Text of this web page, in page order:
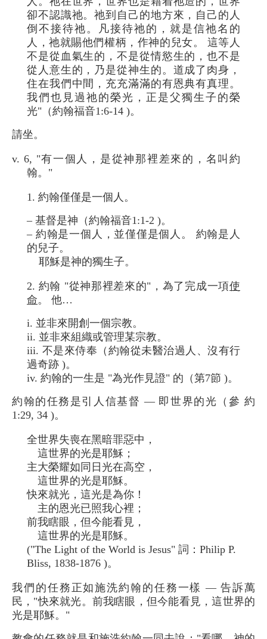
卻不認識祂。祂到自己的地方來，自己的人
倒不接待祂。凡接待祂的，就是信祂名的
人，祂就賜他們權柄，作神的兒女。 這等人
不是從血氣生的，不是從情慾生的，也不是
從人意生的，乃是從神生的。道成了肉身，
住在我們中間，充充滿滿的有恩典有真理。
我們也見過祂的榮光，正是父獨生子的榮
光"（約翰福音1:6-14 )。
請坐。
v. 6, "有一個人，是從神那裡差來的，名叫約
翰。"
1. 約翰僅僅是一個人。
– 基督是神（約翰福音1:1-2 )。
– 約翰是一個人，並僅僅是個人。 約翰是人
的兒子。
耶穌是神的獨生子。
2. 約翰 "從神那裡差來的"，為了完成一項使
命。 他…
i. 並非來開創一個宗教。
ii. 並非來組織或管理某宗教。
iii. 不是來侍奉（約翰從未醫治過人、沒有行
過奇跡 )。
iv. 約翰的一生是 "為光作見證" 的（第7節 )。
約翰的任務是引人信基督 — 即世界的光（參 約
1:29, 34 )。
全世界失喪在黑暗罪惡中，
這世界的光是耶穌；
主大榮耀如同日光在高空，
這世界的光是耶穌。
快來就光，這光是為你！
主的恩光已照我心裡；
前我瞎眼，但今能看見，
這世界的光是耶穌。
("The Light of the World is Jesus" 詞：Philip P.
Bliss, 1838-1876 )。
我們的任務正如施洗約翰的任務一樣 — 告訴萬
民，"快來就光。前我瞎眼，但今能看見，這世界的
光是耶穌。"